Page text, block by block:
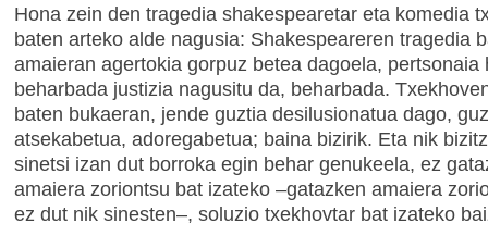
Hona zein den tragedia shakespearetar eta komedia
baten arteko alde nagusia: Shakespeareren tragedia
amaieran agertokia gorpuz betea dagoela, pertsonaia
beharbada justizia nagusitu da, beharbada.
baten bukaeran, jende guztia desilusionatua dago,
atsekabetua, adoregabetua; baina bizirik. Eta nik
sinetsi izan dut borroka egin behar genukeela, ez
amaiera zoriontsu bat izateko –gatazken amaiera
ez dut nik sinesten–, soluzio txekhovtar bat izateko